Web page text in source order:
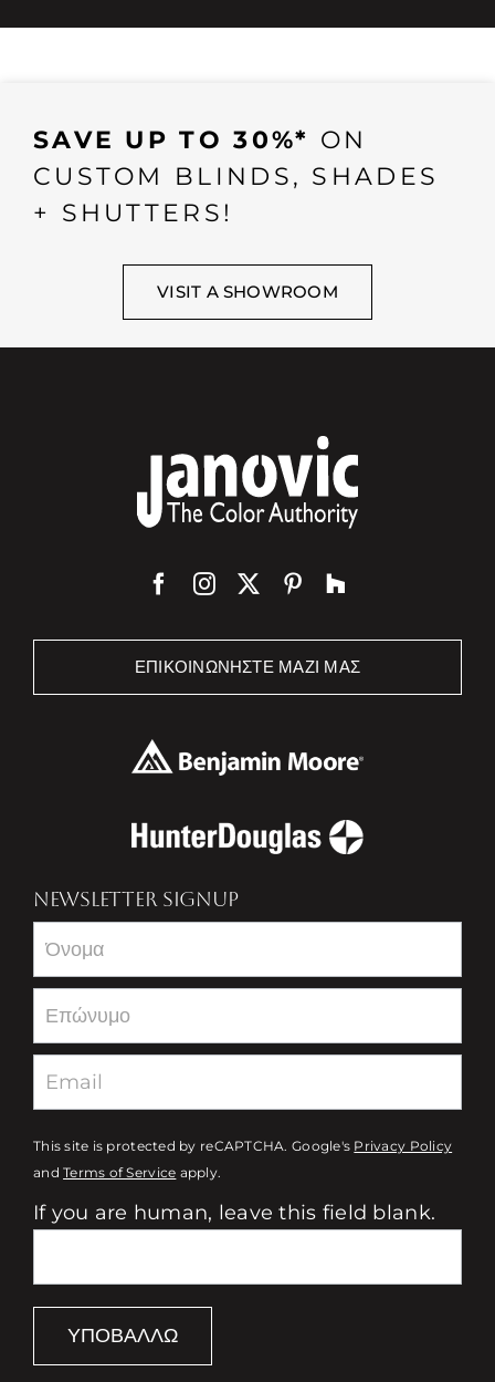
SAVE UP TO 30%* ON
CUSTOM BLINDS, SHADES
+ SHUTTERS!
VISIT A SHOWROOM
ΕΠΙΚΟΙΝΩΝΉΣΤΕ ΜΑΖΊ ΜΑΣ
NEWSLETTER SIGNUP
Newsletter
This site is protected by reCAPTCHA. Google's Privacy Policy
andTerms of Service apply.
If you are human, leave this field blank.
ΥΠΟΒΆΛΛΩ